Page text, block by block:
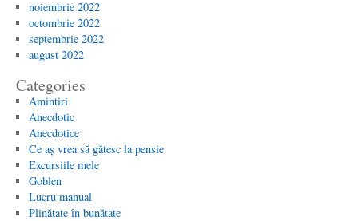
noiembrie 2022
octombrie 2022
septembrie 2022
august 2022
Categories
Amintiri
Anecdotic
Anecdotice
Ce aș vrea să gătesc la pensie
Excursiile mele
Goblen
Lucru manual
Plinătate în bunătate